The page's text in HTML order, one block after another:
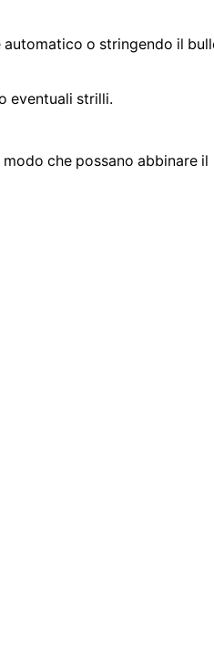
o stringendo il
eventuali strilli.
che possano abbinare il